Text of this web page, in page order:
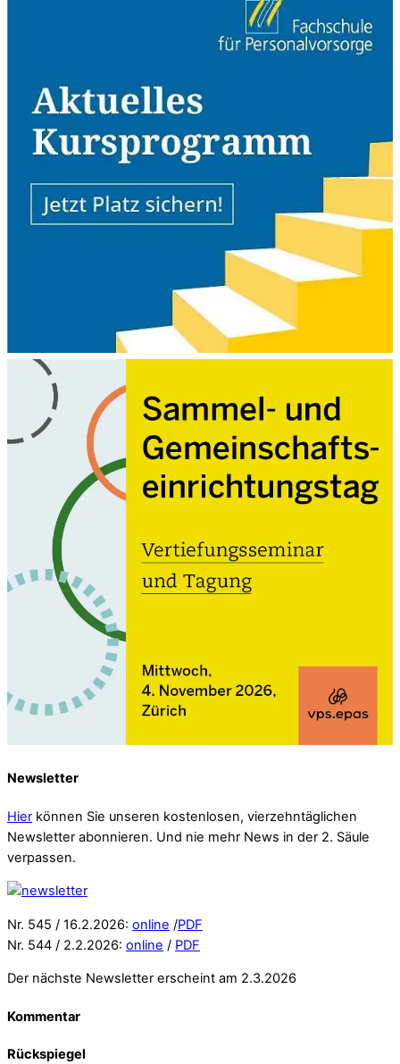
Newsletter
Hier können Sie unseren kostenlosen, vierzehntäglichen
Newsletter abonnieren. Und nie mehr News in der 2. Säule
verpassen.
Nr. 545 / 16.2.2026: online /PDF
Nr. 544 / 2.2.2026: online / PDF
Der nächste Newsletter erscheint am 2.3.2026
Kommentar
Rückspiegel